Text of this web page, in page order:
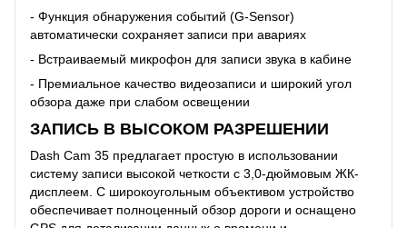
- Функция обнаружения событий (G-Sensor)
автоматически сохраняет записи при авариях
- Встраиваемый микрофон для записи звука в кабине
- Премиальное качество видеозаписи и широкий угол
обзора даже при слабом освещении
ЗАПИСЬ В ВЫСОКОМ РАЗРЕШЕНИИ
Dash Cam 35 предлагает простую в использовании
систему записи высокой четкости с 3,0-дюймовым ЖК-
дисплеем. С широкоугольным объективом устройство
обеспечивает полноценный обзор дороги и оснащено